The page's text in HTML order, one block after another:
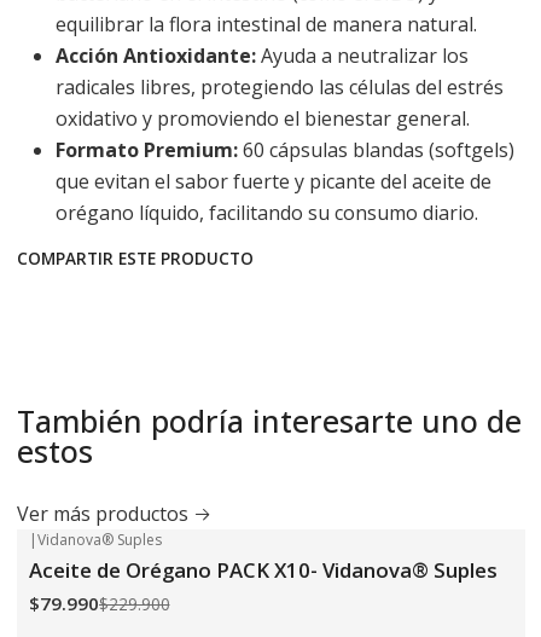
equilibrar la flora intestinal de manera natural.
Acción Antioxidante:Ayuda a neutralizar los
radicales libres, protegiendo las células del estrés
oxidativo y promoviendo el bienestar general.
Formato Premium:60 cápsulas blandas (softgels)
que evitan el sabor fuerte y picante del aceite de
orégano líquido, facilitando su consumo diario.
COMPARTIR ESTE PRODUCTO
También podría interesarte uno de
estos
Ver más productos
-65%
OFF
|Vidanova® Suples
Aceite de Orégano PACK X10- Vidanova® Suples
$79.990$229.900